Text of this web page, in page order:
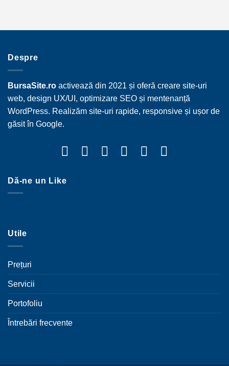
Despre
BursaSite.ro activează din 2021 și oferă creare site-uri
web, design UX/UI, optimizare SEO și mentenanță
WordPress. Realizăm site-uri rapide, responsive și ușor de
găsit în Google.
Dă-ne un Like
Utile
Prețuri
Servicii
Portofoliu
Întrebări frecvente